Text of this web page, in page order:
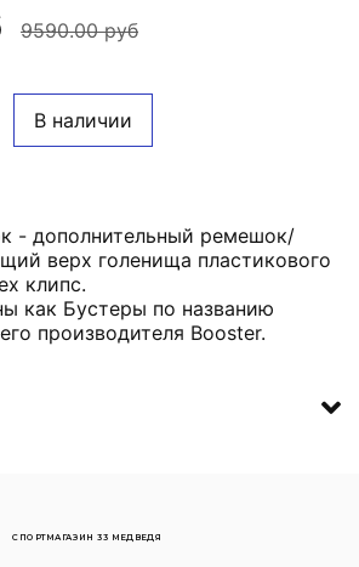
9590.00 руб
В наличии
- дополнительный ремешок/
верх голенища пластикового
клипс.
как Бустеры по названию
производителя Booster.
СПОРТМАГАЗИН 33 МЕДВЕДЯ